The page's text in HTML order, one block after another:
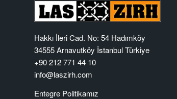
Hakkı İleri Cad. No: 54 Hadımköy
34555 Arnavutköy İstanbul Türkiye
+90 212 771 44 10
info@laszirh.com
Entegre Politikamız